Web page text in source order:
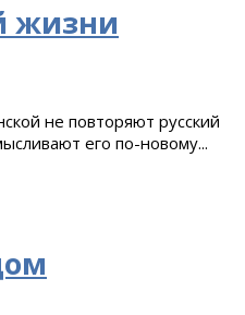
жизни
не повторяют русский
его по-новому...